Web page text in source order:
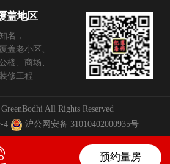
盖地区
名，
盖老小区、
楼、商场、
修工程
All Rights Reserved
4
沪公网安备 31010402000935号
预约量房